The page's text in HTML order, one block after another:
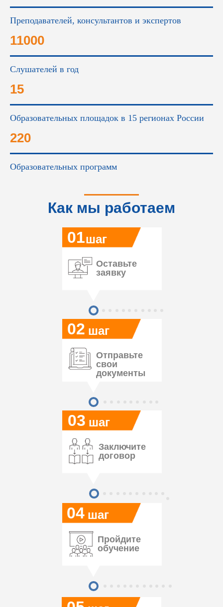
Преподавателей, консультантов и экспертов
11000
Слушателей в год
15
Образовательных площадок в 15 регионах России
220
Образовательных программ
Как мы работаем
04
03
02
01
Оставьте
заявку
шаг
шаг
шаг
шаг
Отправьте
свои
документы
Заключите
договор
Пройдите
обучение